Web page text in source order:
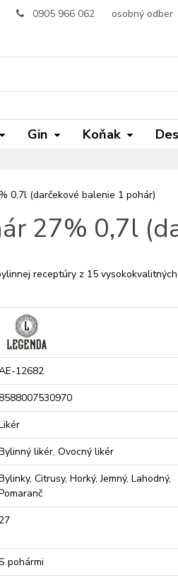
0905 966 062 osobný odber
Gin Koňak
0,7l (darčekové balenie 1 pohár)
27% 0,7l
receptúry z 15 vysokokvalitných
12682
8588007530970
likér, Ovocný likér
Citrusy, Horký, Jemný, Lahodný,
27
pohármi